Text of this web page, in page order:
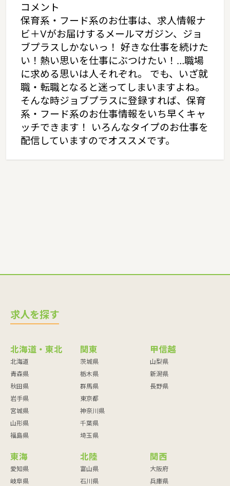
コメント
保育系・フード系のお仕事は、求人情報ナ
ビ＋Vがお届けするメールマガジン、ジョ
ブプラスしかないっ！ 好きな仕事を続けた
い！熱い思いを仕事にぶつけたい！…職場
に求める思いは人それぞれ。 でも、いざ就
職・転職となると迷ってしまいますよね。
そんな時ジョブプラスに登録すれば、保育
系・フード系のお仕事情報をいち早くキャ
ッチできます！ いろんなタイプのお仕事を
配信していますのでオススメです。
求人を探す
北海道・東北
北海道
青森県
秋田県
岩手県
宮城県
山形県
福島県
関東
茨城県
栃木県
群馬県
東京都
神奈川県
千葉県
埼玉県
甲信越
山梨県
新潟県
長野県
東海
愛知県
岐阜県
北陸
富山県
石川県
関西
大阪府
兵庫県